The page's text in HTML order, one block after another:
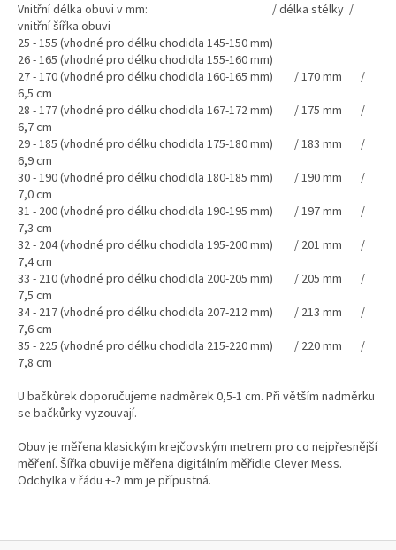
Vnitřní délka obuvi v mm: / délka stélky /
vnitřní šířka obuvi
25 - 155 (vhodné pro délku chodidla 145-150 mm)
26 - 165 (vhodné pro délku chodidla 155-160 mm)
27 - 170 (vhodné pro délku chodidla 160-165 mm) / 170 mm /
6,5 cm
28 - 177 (vhodné pro délku chodidla 167-172 mm) / 175 mm /
6,7 cm
29 - 185 (vhodné pro délku chodidla 175-180 mm) / 183 mm /
6,9 cm
30 - 190 (vhodné pro délku chodidla 180-185 mm) / 190 mm /
7,0 cm
31 - 200 (vhodné pro délku chodidla 190-195 mm) / 197 mm /
7,3 cm
32 - 204 (vhodné pro délku chodidla 195-200 mm) / 201 mm /
7,4 cm
33 - 210 (vhodné pro délku chodidla 200-205 mm) / 205 mm /
7,5 cm
34 - 217 (vhodné pro délku chodidla 207-212 mm) / 213 mm /
7,6 cm
35 - 225 (vhodné pro délku chodidla 215-220 mm) / 220 mm /
7,8 cm
U bačkůrek doporučujeme nadměrek 0,5-1 cm. Při větším nadměrku
se bačkůrky vyzouvají.
Obuv je měřena klasickým krejčovským metrem pro co nejpřesnější
měření. Šířka obuvi je měřena digitálním měřidle Clever Mess.
Odchylka v řádu +-2 mm je přípustná.